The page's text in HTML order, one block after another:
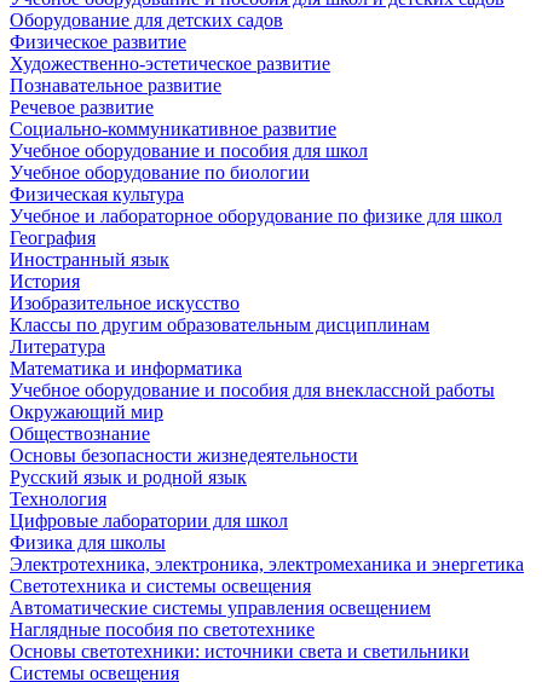
Оборудование для детских садов
Физическое развитие
Художественно-эстетическое развитие
Познавательное развитие
Речевое развитие
Социально-коммуникативное развитие
Учебное оборудование и пособия для школ
Учебное оборудование по биологии
Физическая культура
Учебное и лабораторное оборудование по физике для школ
География
Иностранный язык
История
Изобразительное искусство
Классы по другим образовательным дисциплинам
Литература
Математика и информатика
Учебное оборудование и пособия для внеклассной работы
Окружающий мир
Обществознание
Основы безопасности жизнедеятельности
Русский язык и родной язык
Технология
Цифровые лаборатории для школ
Физика для школы
Электротехника, электроника, электромеханика и энергетика
Светотехника и системы освещения
Автоматические системы управления освещением
Наглядные пособия по светотехнике
Основы светотехники: источники света и светильники
Системы освещения